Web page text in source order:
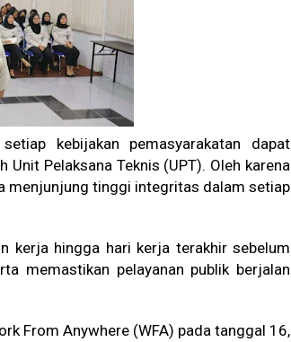
kebijakan pemasyarakatan dapat
Pelaksana Teknis (UPT). Oleh karena
menjunjung tinggi integritas dalam setiap
kerja hingga hari kerja terakhir sebelum
memastikan pelayanan publik berjalan
From Anywhere (WFA) pada tanggal 16,